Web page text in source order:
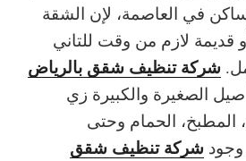
في العاصمة، لإن الشقة
قديمة لازم من وقت للتاني
شركة تنظيف شقق بالرياض
الصغيرة والكبيرة زي
المطبخ، الحمام وحتى
وجود شركة تنظيف شقق